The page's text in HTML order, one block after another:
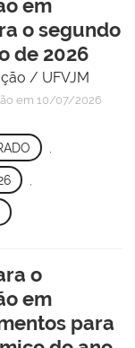
em
o segundo
de 2026
/ UFVJM
em 10/07/2026
o
em
para